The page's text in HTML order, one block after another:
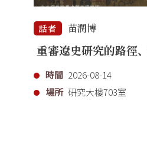
話者 苗潤博
重審遼史研究的路徑
時間 2026-08-14
場所 研究大樓703室